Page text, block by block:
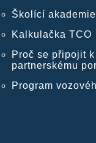
Školící akademie
Kalkulačka TCO
Proč se připojit k
partnerskému
Program